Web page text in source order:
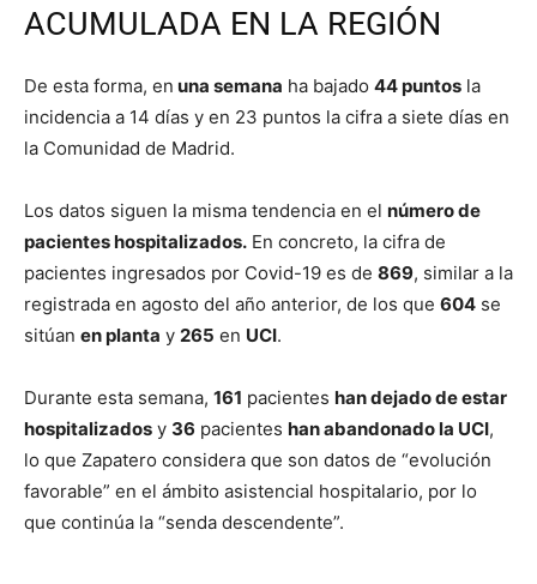
ACUMULADA EN LA REGIÓN
De esta forma, en una semana ha bajado 44 puntos la
incidencia a 14 días y en 23 puntos la cifra a siete días en
la Comunidad de Madrid.
Los datos siguen la misma tendencia en el número de
pacientes hospitalizados. En concreto, la cifra de
pacientes ingresados por Covid-19 es de 869, similar a la
registrada en agosto del año anterior, de los que 604 se
sitúan en planta y 265 en UCI.
Durante esta semana, 161 pacientes han dejado de estar
hospitalizados y 36 pacientes han abandonado la UCI,
lo que Zapatero considera que son datos de “evolución
favorable” en el ámbito asistencial hospitalario, por lo
que continúa la “senda descendente”.